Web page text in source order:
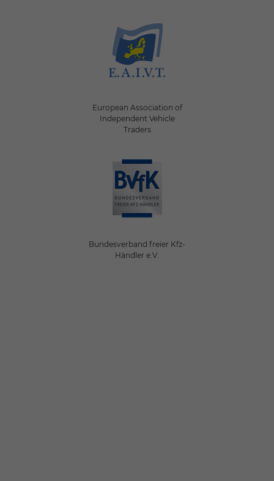
European Association of
Independent Vehicle
Traders
Bundesverband freier Kfz-
Händler e.V.